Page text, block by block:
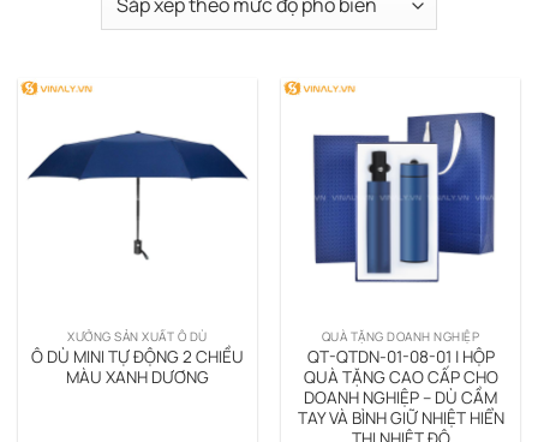
XƯỞNG SẢN XUẤT Ô DÙ
Ô DÙ MINI TỰ ĐỘNG 2 CHIỀU
MÀU XANH DƯƠNG
QUÀ TẶNG DOANH NGHIỆP
QT-QTDN-01-08-01 | HỘP
QUÀ TẶNG CAO CẤP CHO
DOANH NGHIỆP – DÙ CẦM
TAY VÀ BÌNH GIỮ NHIỆT HIỂN